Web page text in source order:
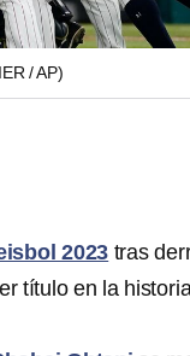
/ AP)
2023 tras
título en la